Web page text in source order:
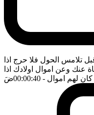
تلامس الحول فلا حرج اذا
عنك وعن اموال اولادك اذا
كان لهم اموال - 00:00:40 ضَ